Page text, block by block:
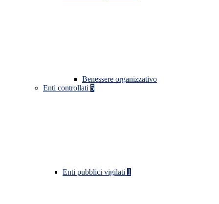
Benessere organizzativo
Enti controllati 5
Enti pubblici vigilati 1